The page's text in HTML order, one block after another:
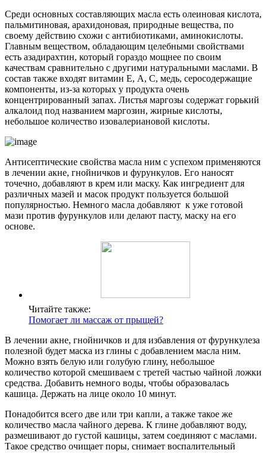
Среди основных составляющих масла есть олеиновая кислота,
пальмитиновая, арахидоновая, природные вещества, по
своему действию схожи с антибиотиками, аминокислоты.
Главным веществом, обладающим целебными свойствами
есть азадирахтин, который гораздо мощнее по своим
качествам сравнительно с другими натуральными маслами. В
состав также входят витамин Е, А, С, медь, серосодержащие
компоненты, из-за которых у продукта очень
концентрированный запах. Листья маргозы содержат горький
алкалоид под названием маргозин, жирные кислоты,
небольшое количество изовалериановой кислоты.
Антисептические свойства масла ним с успехом применяются
в лечении акне, гнойничков и фурункулов. Его наносят
точечно, добавляют в крем или маску. Как ингредиент для
различных мазей и масок продукт пользуется большой
популярностью. Немного масла добавляют к уже готовой
мази против фурункулов или делают пасту, маску на его
основе.
Читайте также:
Помогает ли массаж от прыщей?
В лечении акне, гнойничков и для избавления от фурункулеза
полезной будет маска из глины с добавлением масла ним.
Можно взять белую или голубую глину, небольшое
количество которой смешиваем с третей частью чайной ложки
средства. Добавить немного воды, чтобы образовалась
кашица. Держать на лице около 10 минут.
Понадобится всего две или три капли, а также такое же
количество масла чайного дерева. К глине добавляют воду,
размешивают до густой кашицы, затем соединяют с маслами.
Такое средство очищает поры, снимает воспалительный